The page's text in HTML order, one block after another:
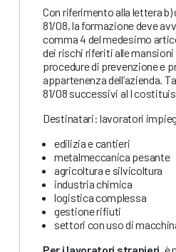
Con riferimento alla lettera b)
81/08, la formazione deve
comma 4 del medesimo
dei rischi riferiti alle
procedure di prevenzione e
appartenenza dell’azienda.
81/08 successivi al I
Destinatari: lavoratori
edilizia e cantieri
metalmeccanica pesante
agricoltura e silvicoltura
industria chimica
logistica complessa
gestione rifiuti
settori con uso di